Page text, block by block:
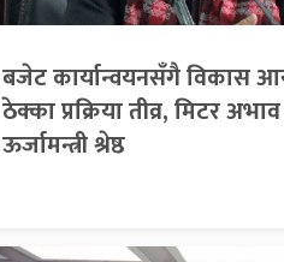
बजेट कार्यान्वयनसँगै विकास
ठेक्का प्रक्रिया तीव्र, मिटर
ऊर्जामन्त्री श्रेष्ठ